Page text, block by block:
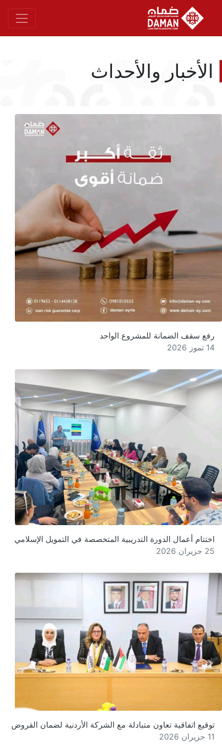
اﻟﺄﺧﺒﺎر واﻟﺄﺣﺪاث
رفع سقف الضمانة للمشروع الواحد
14 تموز 2026
اختتام أعمال الدورة التدريبية المتخصصة في التمويل الإسلامي
25 حزيران 2026
توقيع اتفاقية تعاون متبادلة مع الشركة الأردنية لضمان القروض
11 حزيران 2026